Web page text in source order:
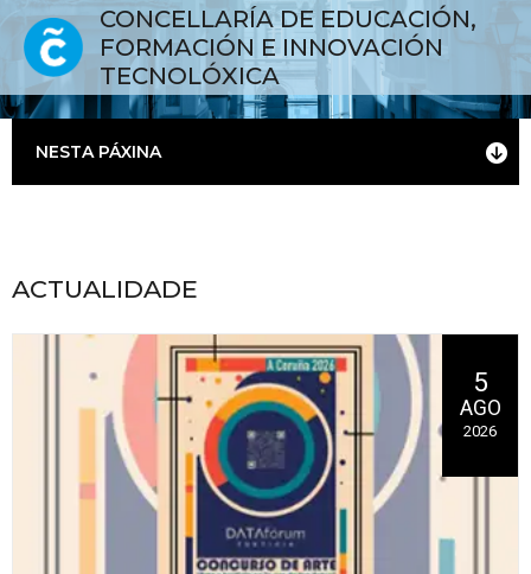
CONCELLARÍA DE EDUCACIÓN,
FORMACIÓN E INNOVACIÓN
TECNOLÓXICA
NESTA PÁXINA
ACTUALIDADE
5
AGO
2026